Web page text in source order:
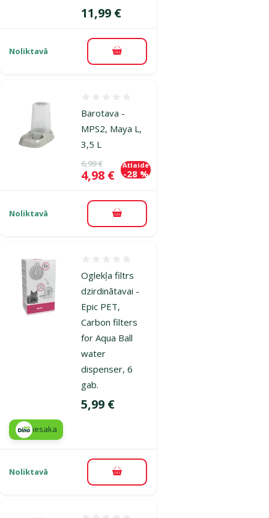
Cena
11,99 €
Noliktavā Pievienot grozam
Barotava -
MPS2, Maya L,
3,5 L
Oriģinālā cena
6,99 €
Cena
4,98 €
Atlaide
-28 %
Noliktavā Pievienot grozam
Oglekļa filtrs
dzirdinātavai -
Epic PET,
Carbon filters
for Aqua Ball
water
dispenser, 6
gab.
Cena
5,99 €
iesaka
Noliktavā Pievienot grozam